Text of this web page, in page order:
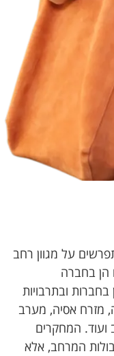
על מגוון רחב
הן בחברה
ובתרבויות
מזרח אסיה, מערב
ועוד. המחקרים
המרחב, אלא